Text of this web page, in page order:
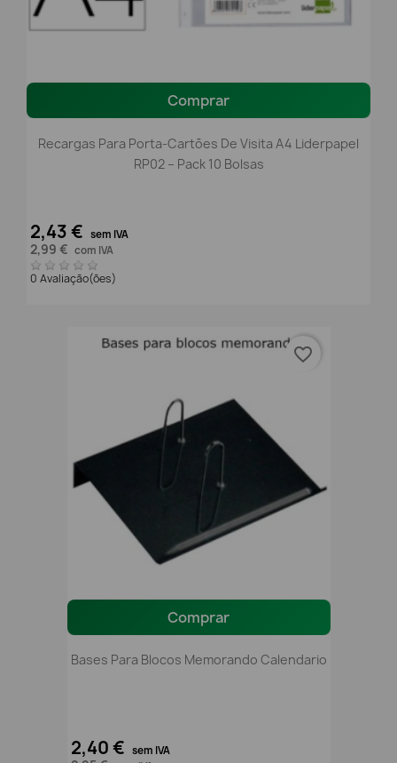
Comprar
Recargas Para Porta-Cartões De Visita A4 Liderpapel
RP02 – Pack 10 Bolsas
2,43 € sem IVA
2,99 € com IVA
0 Avaliação(ões)
Comprar
Bases Para Blocos Memorando Calendario
2,40 € sem IVA
favorite_border